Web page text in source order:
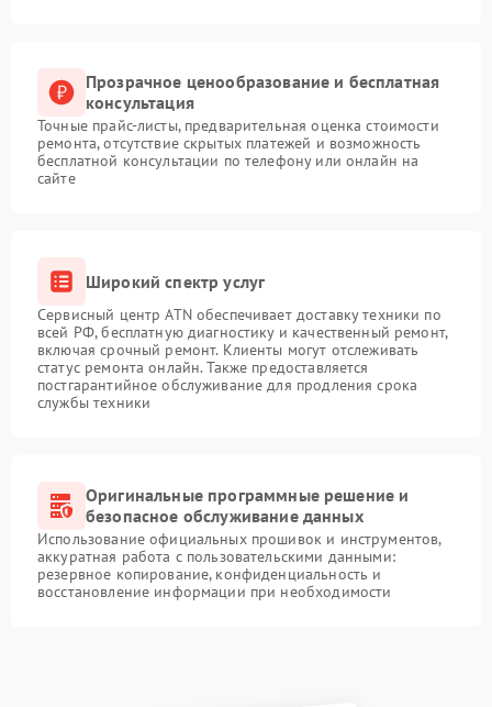
Прозрачное ценообразование и бесплатная
консультация
Точные прайс-листы, предварительная оценка стоимости
ремонта, отсутствие скрытых платежей и возможность
бесплатной консультации по телефону или онлайн на
сайте
Широкий спектр услуг
Сервисный центр ATN обеспечивает доставку техники по
всей РФ, бесплатную диагностику и качественный ремонт,
включая срочный ремонт. Клиенты могут отслеживать
статус ремонта онлайн. Также предоставляется
постгарантийное обслуживание для продления срока
службы техники
Оригинальные программные решение и
безопасное обслуживание данных
Использование официальных прошивок и инструментов,
аккуратная работа с пользовательскими данными:
резервное копирование, конфиденциальность и
восстановление информации при необходимости